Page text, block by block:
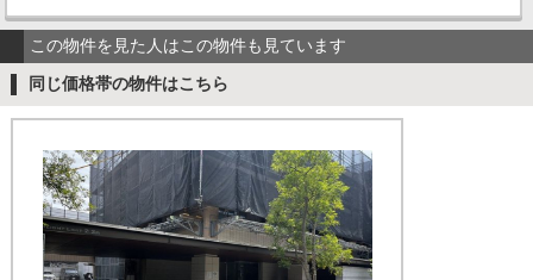
この物件を見た人はこの物件も見ています
同じ価格帯の物件はこちら